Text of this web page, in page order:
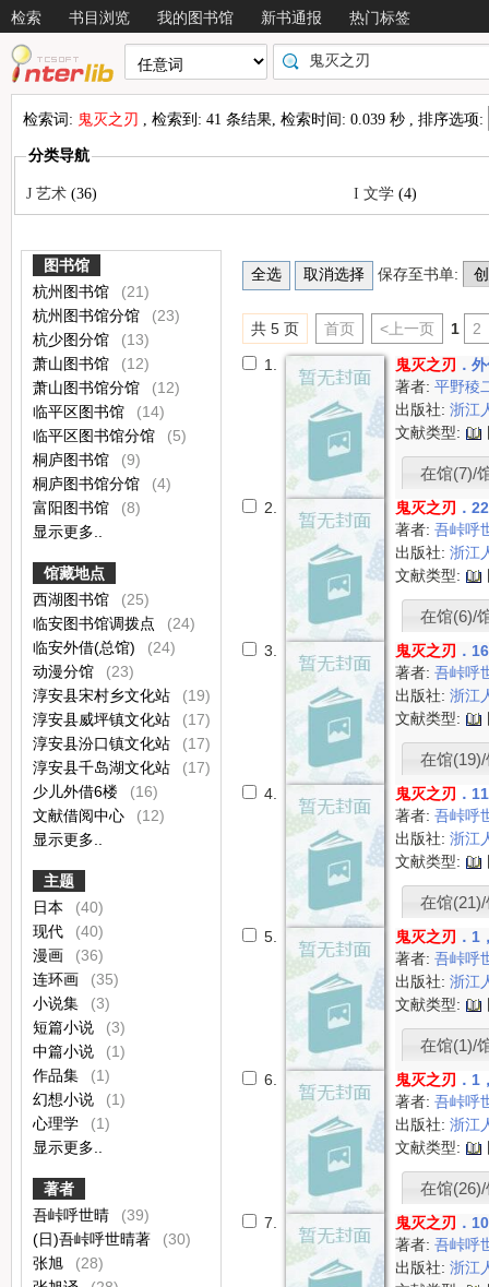
检索 书目浏览 我的图书馆 新书通报 热门标签
检索词: 鬼灭之刃 , 检索到: 41 条结果, 检索时间: 0.039 秒 , 排序选项:
分类导航
J 艺术(36) I 文学(4)
图书馆
杭州图书馆
(21)
杭州图书馆分馆
(23)
杭少图分馆
(13)
萧山图书馆
(12)
萧山图书馆分馆
(12)
临平区图书馆
(14)
临平区图书馆分馆
(5)
桐庐图书馆
(9)
桐庐图书馆分馆
(4)
富阳图书馆
(8)
显示更多..
馆藏地点
西湖图书馆
(25)
临安图书馆调拨点
(24)
临安外借(总馆)
(24)
动漫分馆
(23)
淳安县宋村乡文化站
(19)
淳安县威坪镇文化站
(17)
淳安县汾口镇文化站
(17)
淳安县千岛湖文化站
(17)
少儿外借6楼
(16)
文献借阅中心
(12)
显示更多..
主题
日本
(40)
现代
(40)
漫画
(36)
连环画
(35)
小说集
(3)
短篇小说
(3)
中篇小说
(1)
作品集
(1)
幻想小说
(1)
心理学
(1)
显示更多..
著者
吾峠呼世晴
(39)
(日)吾峠呼世晴著
(30)
张旭
(28)
保存至书单:
共 5 页 首页 <上一页 1 2
1. 鬼灭之刃 ．
著者:平野稜
出版社:浙江
文献类型:
在馆(7)/
2. 鬼灭之刃 ．
著者:吾峠呼
出版社:浙江
文献类型:
在馆(6)/
3. 鬼灭之刃 ．
著者:吾峠呼
出版社:浙江
文献类型:
在馆
4. 鬼灭之刃 ．
著者:吾峠呼
出版社:浙江
文献类型:
在馆
5. 鬼灭之刃 ．1
著者:吾峠呼
出版社:浙江
文献类型:
在馆(1)/
6. 鬼灭之刃 ．1
著者:吾峠呼
出版社:浙江
文献类型:
在馆
7. 鬼灭之刃 ．
著者:吾峠呼
出版社:浙江